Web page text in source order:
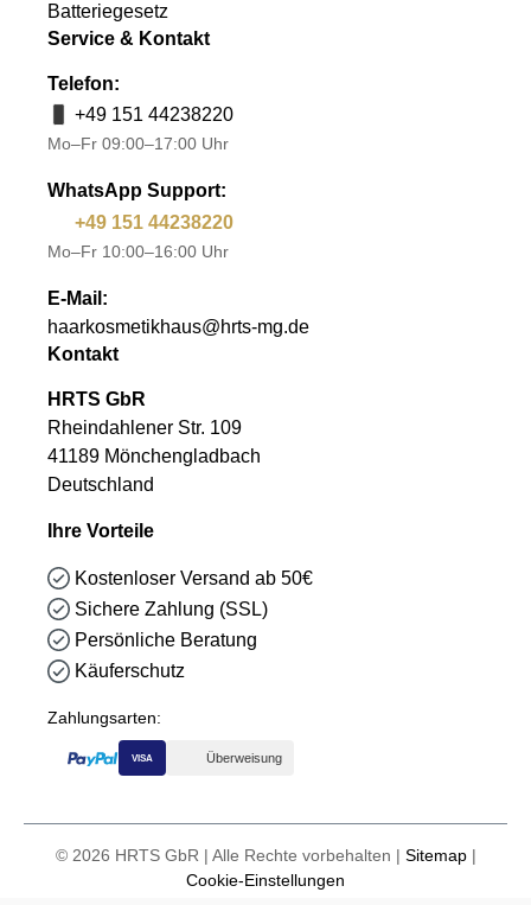
Batteriegesetz
Service & Kontakt
Telefon:
+49 151 44238220
Mo–Fr 09:00–17:00 Uhr
WhatsApp Support:
+49 151 44238220
Mo–Fr 10:00–16:00 Uhr
E-Mail:
haarkosmetikhaus@hrts-mg.de
Kontakt
HRTS GbR
Rheindahlener Str. 109
41189 Mönchengladbach
Deutschland
Ihre Vorteile
Kostenloser Versand ab 50€
Sichere Zahlung (SSL)
Persönliche Beratung
Käuferschutz
Zahlungsarten:
VISA Überweisung
© 2026 HRTS GbR | Alle Rechte vorbehalten | Sitemap|
Cookie-Einstellungen